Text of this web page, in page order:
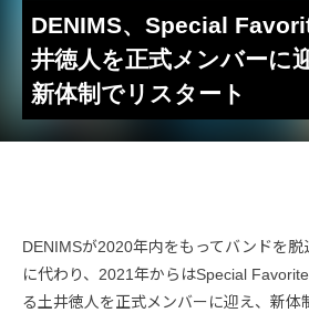
DENIMS、Special
井徳人を正式メンバーに
新体制でリスタート
DENIMSが2020年内をもってバンドを
に代わり、2021年からはSpecial
る土井徳人を正式メンバーに迎え、新体